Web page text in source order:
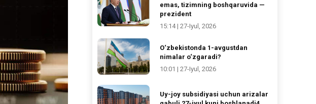
emas, tizimning boshqaruvida —
prezident
15:14 | 27-Iyul, 2026
O‘zbekistonda 1-avgustdan
nimalar o‘zgaradi?
10:01 | 27-Iyul, 2026
Uy-joy subsidiyasi uchun arizalar